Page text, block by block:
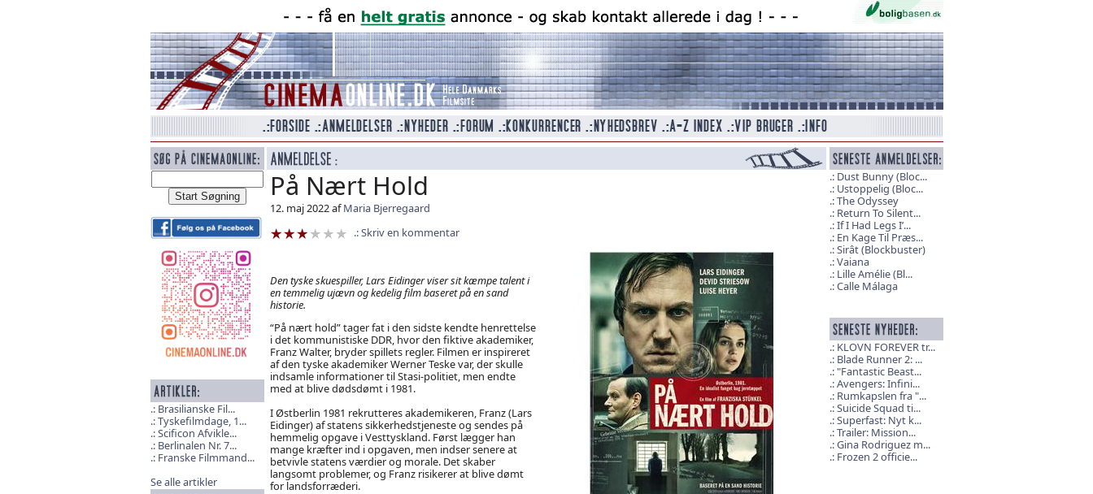
Brasilianske Fil...
Tyskefilmdage, 1...
Scificon Afvikle...
Berlinalen Nr. 7...
Franske Filmmand...
Se alle artikler
På Nært Hold
12. maj 2022 afMaria Bjerregaard
Skriv en kommentar
Den tyske skuespiller, Lars Eidinger viser sit kæmpe talent i
en temmelig ujævn og kedelig film baseret på en sand
historie.
“På nært hold” tager fat i den sidste kendte henrettelse
i det kommunistiske DDR, hvor den fiktive akademiker,
Franz Walter, bryder spillets regler. Filmen er inspireret
af den tyske akademiker Werner Teske var, der skulle
indsamle informationer til Stasi-politiet, men endte
med at blive dødsdømt i 1981.
I Østberlin 1981 rekrutteres akademikeren, Franz (Lars
Eidinger) af statens sikkerhedstjeneste og sendes på
hemmelig opgave i Vesttyskland. Først lægger han
mange kræfter ind i opgaven, men indser senere at
betvivle statens værdier og morale. Det skaber
langsomt problemer, og Franz risikerer at blive dømt
for landsforræderi.
Dust Bunny (Bloc...
Ustoppelig (Bloc...
The Odyssey
Return To Silent...
If I Had Legs I’...
En Kage Til Præs...
Sirât (Blockbuster)
Vaiana
Lille Amélie (Bl...
Calle Málaga
KLOVN FOREVER tr...
Blade Runner 2: ...
"Fantastic Beast...
Avengers: Infini...
Rumkapslen fra "...
Suicide Squad ti...
Superfast: Nyt k...
Trailer: Mission...
Gina Rodriguez m...
Frozen 2 officie...